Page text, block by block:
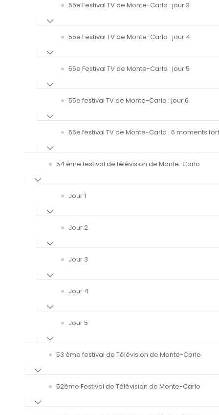
55e Festival TV de Monte-Carlo : jour 3
55e Festival TV de Monte-Carlo : jour 4
55e Festival TV de Monte-Carlo : jour 5
55e festival TV de Monte-Carlo : jour 6
55e festival TV de Monte-Carlo : 6 moments
54 ème festival de télévision de Monte-Carlo
Jour 1
Jour 2
Jour 3
Jour 4
Jour 5
53 ème festival de Télévision de Monte-Carlo
52ème Festival de Télévision de Monte-Carlo